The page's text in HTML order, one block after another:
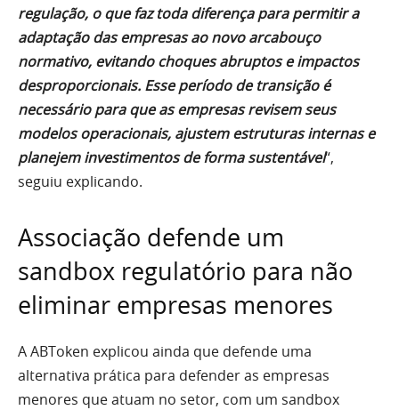
regulação, o que faz toda diferença para permitir a
adaptação das empresas ao novo arcabouço
normativo, evitando choques abruptos e impactos
desproporcionais. Esse período de transição é
necessário para que as empresas revisem seus
modelos operacionais, ajustem estruturas internas e
planejem investimentos de forma sustentável“,
seguiu explicando.
Associação defende um
sandbox regulatório para não
eliminar empresas menores
A ABToken explicou ainda que defende uma
alternativa prática para defender as empresas
menores que atuam no setor, com um sandbox